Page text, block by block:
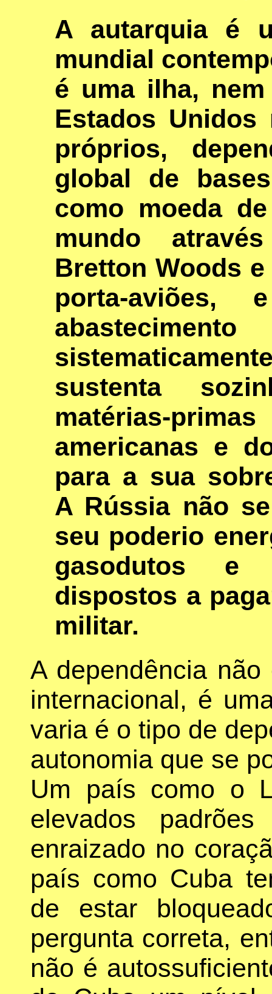
A autarquia é
mundial
é uma ilha,
Estados
próprios,
global de
como moeda
mundo
Bretton Woods
porta-
sustenta
matérias-
americanas e
para a sua
A Rússia não
seu poderio
gasodutos e
dispostos a
militar.
A dependência
internacional, é
varia é o tipo de
autonomia que se
Um país como o
elevados
enraizado no
país como Cuba
de estar
pergunta correta,
não é